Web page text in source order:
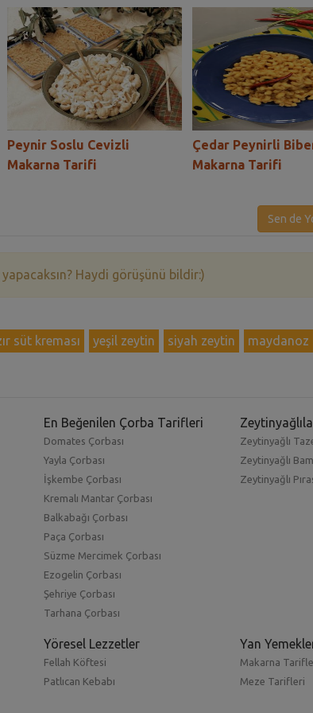
Peynir Soslu Cevizli
Makarna Tarifi
Çedar Peynirli
Makarna Tarifi
Sen de
Haydi görüşünü bildir:)
süt kreması yeşil zeytin siyah zeytin
maydanoz
En Beğenilen Çorba Tarifleri
Domates Çorbası
Yayla Çorbası
İşkembe Çorbası
Kremalı Mantar Çorbası
Balkabağı Çorbası
Paça Çorbası
Süzme Mercimek Çorbası
Ezogelin Çorbası
Şehriye Çorbası
Tarhana Çorbası
Zeytinyağlı
Zeytinyağlı
Zeytinyağlı
Yöresel Lezzetler
Fellah Köftesi
Patlıcan Kebabı
Yan
Makarna
Meze Tarifleri